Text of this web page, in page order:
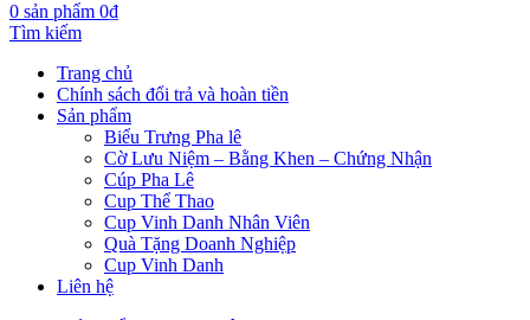
0 sản phẩm 0₫
Tìm kiếm
Trang chủ
Chính sách đổi trả và hoàn tiền
Sản phẩm
Biểu Trưng Pha lê
Cờ Lưu Niệm – Bằng Khen – Chứng Nhận
Cúp Pha Lê
Cup Thể Thao
Cup Vinh Danh Nhân Viên
Quà Tặng Doanh Nghiệp
Cup Vinh Danh
Liên hệ